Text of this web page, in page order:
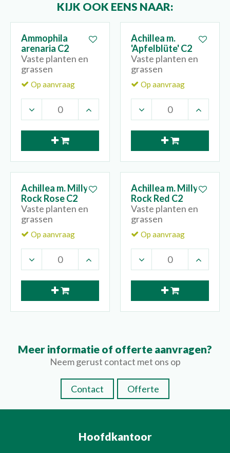
KIJK OOK EENS NAAR:
Ammophila
arenaria C2
Vaste planten en
grassen
Op aanvraag
Achillea m.
'Apfelblüte' C2
Vaste planten en
grassen
Op aanvraag
Achillea m. Milly
Rock Rose C2
Vaste planten en
grassen
Op aanvraag
Achillea m. Milly
Rock Red C2
Vaste planten en
grassen
Op aanvraag
Meer informatie of offerte aanvragen?
Neem gerust contact met ons op
Contact Offerte
Hoofdkantoor